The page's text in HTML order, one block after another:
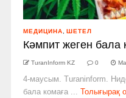
МЕДИЦИНА ШЕТЕЛ
Кәмпит жеген бала
TuranInform KZ 0
4-маусым. Turaninform.
бала комаға ...
Толығырақ